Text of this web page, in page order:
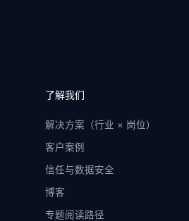
了解我们
解决方案（行业 × 岗位）
客户案例
信任与数据安全
博客
专题阅读路径